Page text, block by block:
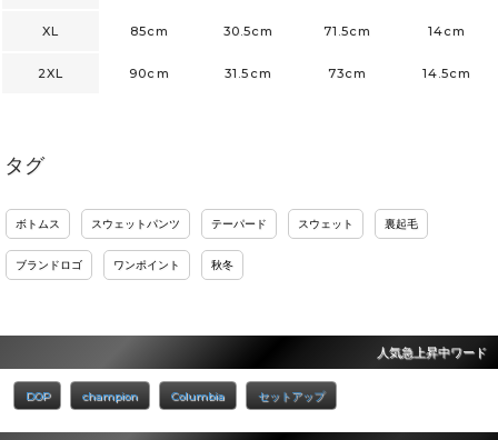
XL 85cm 30.5cm 71.5cm 14cm
2XL 90cm 31.5cm 73cm 14.5cm
タグ
ボトムス スウェットパンツ テーパード スウェット 裏起毛
ブランドロゴ ワンポイント 秋冬
人気急上昇中ワード
DOP champion Columbia セットアップ